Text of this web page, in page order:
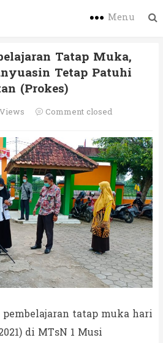
Menu
Tatap Muka,
Tetap Patuhi
(Prokes)
Comment closed
tatap muka hari
di MTsN 1 Musi